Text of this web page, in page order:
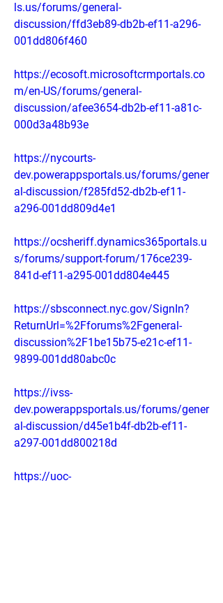
ls.us/forums/general-
discussion/ffd3eb89-db2b-ef11-a296-
001dd806f460
https://ecosoft.microsoftcrmportals.co
m/en-US/forums/general-
discussion/afee3654-db2b-ef11-a81c-
000d3a48b93e
https://nycourts-
dev.powerappsportals.us/forums/gener
al-discussion/f285fd52-db2b-ef11-
a296-001dd809d4e1
https://ocsheriff.dynamics365portals.u
s/forums/support-forum/176ce239-
841d-ef11-a295-001dd804e445
https://sbsconnect.nyc.gov/SignIn?
ReturnUrl=%2Fforums%2Fgeneral-
discussion%2F1be15b75-e21c-ef11-
9899-001dd80abc0c
https://ivss-
dev.powerappsportals.us/forums/gener
al-discussion/d45e1b4f-db2b-ef11-
a297-001dd800218d
https://uoc-